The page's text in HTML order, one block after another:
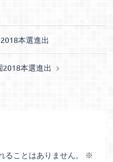
本選進出
本選進出
ることはありません。
※